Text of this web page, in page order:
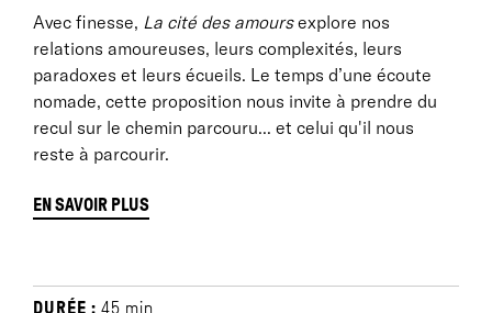
Avec finesse, La cité des amoursexplore nos
relations amoureuses, leurs complexités, leurs
paradoxes et leurs écueils. Le temps d’une écoute
nomade, cette proposition nous invite à prendre du
recul sur le chemin parcouru... et celui qu'il nous
reste à parcourir.
EN SAVOIR PLUS
BIOGRAPHIE
DURÉE : 45 min